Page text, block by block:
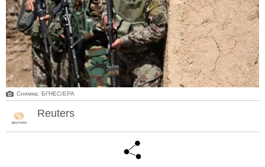
Снимка: БГНЕС/ЕРА
Reuters